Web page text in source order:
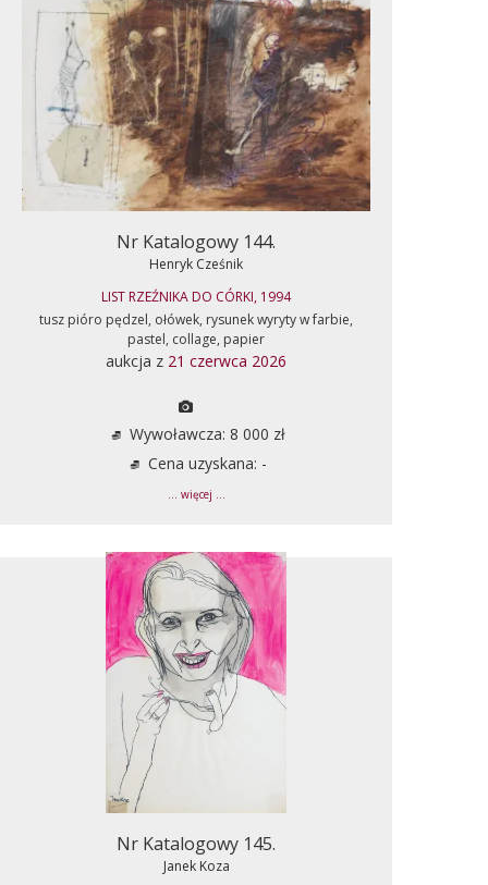
Nr Katalogowy 144.
Henryk Cześnik
LIST RZEŹNIKA DO CÓRKI, 1994
tusz pióro pędzel, ołówek, rysunek wyryty w farbie,
pastel, collage, papier
aukcja z 21 czerwca 2026
Wywoławcza: 8 000 zł
Cena uzyskana: -
... więcej ...
Nr Katalogowy 145.
Janek Koza